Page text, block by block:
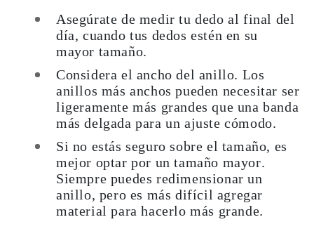
Asegúrate de medir tu dedo al final del
día, cuando tus dedos estén en su
mayor tamaño.
Considera el ancho del anillo. Los
anillos más anchos pueden necesitar ser
ligeramente más grandes que una banda
más delgada para un ajuste cómodo.
Si no estás seguro sobre el tamaño, es
mejor optar por un tamaño mayor.
Siempre puedes redimensionar un
anillo, pero es más difícil agregar
material para hacerlo más grande.